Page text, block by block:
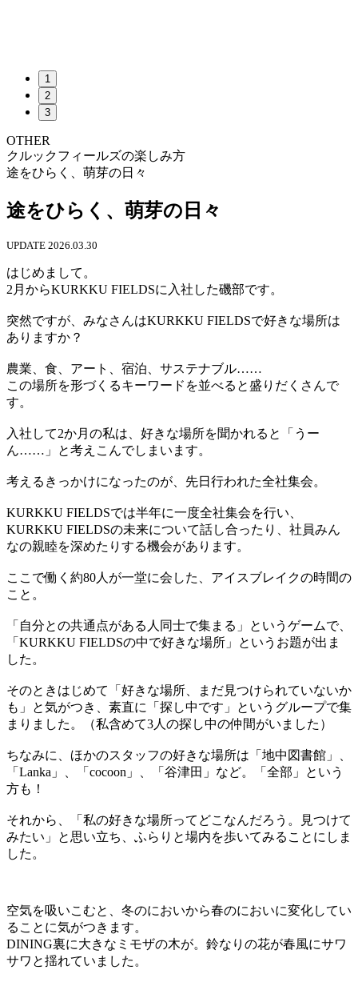
1
2
3
OTHER
クルックフィールズの楽しみ方
途をひらく、萌芽の日々
途をひらく、萌芽の日々
UPDATE 2026.03.30
はじめまして。
2月からKURKKU FIELDSに入社した磯部です。
突然ですが、みなさんはKURKKU FIELDSで好きな場所は
ありますか？
農業、食、アート、宿泊、サステナブル……
この場所を形づくるキーワードを並べると盛りだくさんで
す。
入社して2か月の私は、好きな場所を聞かれると「うー
ん……」と考えこんでしまいます。
考えるきっかけになったのが、先日行われた全社集会。
KURKKU FIELDSでは半年に一度全社集会を行い、
KURKKU FIELDSの未来について話し合ったり、社員みん
なの親睦を深めたりする機会があります。
ここで働く約80人が一堂に会した、アイスブレイクの時間の
こと。
「自分との共通点がある人同士で集まる」というゲームで、
「KURKKU FIELDSの中で好きな場所」というお題が出ま
した。
そのときはじめて「好きな場所、まだ見つけられていないか
も」と気がつき、素直に「探し中です」というグループで集
まりました。（私含めて3人の探し中の仲間がいました）
ちなみに、ほかのスタッフの好きな場所は「地中図書館」、
「Lanka」、「cocoon」、「谷津田」など。「全部」という
方も！
それから、「私の好きな場所ってどこなんだろう。見つけて
みたい」と思い立ち、ふらりと場内を歩いてみることにしま
した。
空気を吸いこむと、冬のにおいから春のにおいに変化してい
ることに気がつきます。
DINING裏に大きなミモザの木が。鈴なりの花が春風にサワ
サワと揺れていました。